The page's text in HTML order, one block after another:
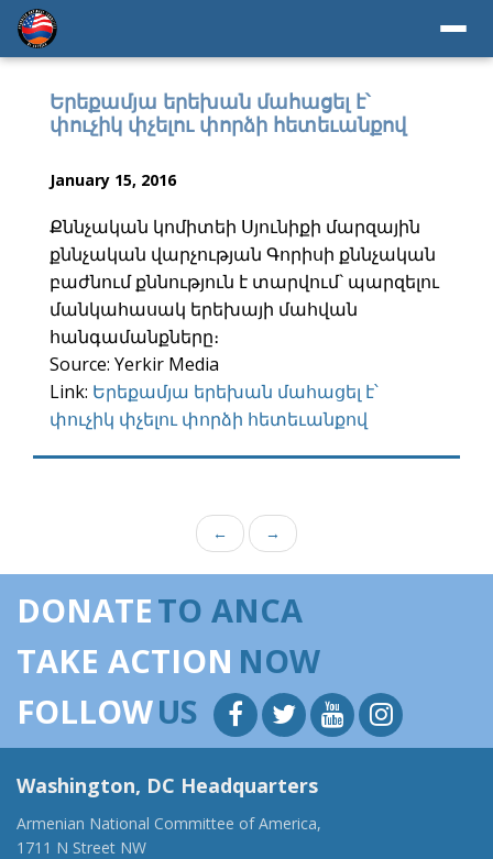
Երեքամյա երեխան մահացել է՝
փուչիկ փչելու փորձի հետեւանքով
January 15, 2016
Քննչական կոմիտեի Սյունիքի մարզային
քննչական վարչության Գորիսի քննչական
բաժնում քննություն է տարվում` պարզելու
մանկահասակ երեխայի մահվան
հանգամանքները։
Source: Yerkir Media
Link: Երեքամյա երեխան մահացել է՝
փուչիկ փչելու փորձի հետեւանքով
← →
DONATETO ANCA
TAKE ACTION NOW
FOLLOWUS
Washington, DC Headquarters
Armenian National Committee of America,
1711 N Street NW